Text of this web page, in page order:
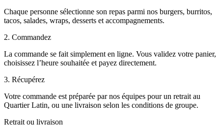
Chaque personne sélectionne son repas parmi nos burgers, burritos,
tacos, salades, wraps, desserts et accompagnements.
2. Commandez
La commande se fait simplement en ligne. Vous validez votre panier,
choisissez l’heure souhaitée et payez directement.
3. Récupérez
Votre commande est préparée par nos équipes pour un retrait au
Quartier Latin, ou une livraison selon les conditions de groupe.
Retrait ou livraison